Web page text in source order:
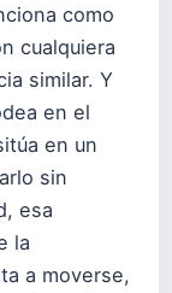
como
cualquiera
similar. Y
en el
en un
sin
esa
la
a moverse,